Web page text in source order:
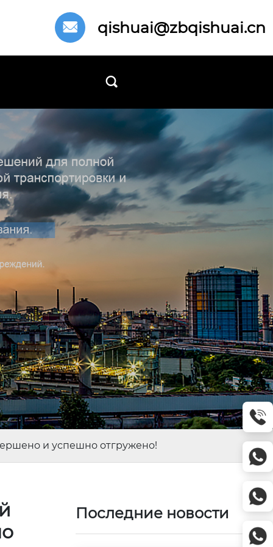
 qishuai@zbqishuai.cn

и успешно отгружено!
Последние новости